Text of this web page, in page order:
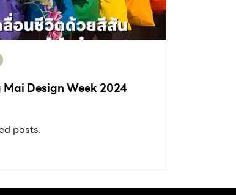
Design Week 2024
posts.